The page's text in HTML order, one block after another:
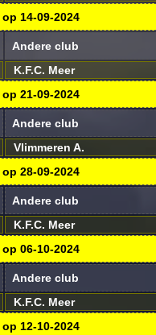
op 14-09-2024
Andere club
K.F.C. Meer
op 21-09-2024
Andere club
Vlimmeren A.
op 28-09-2024
Andere club
K.F.C. Meer
op 06-10-2024
Andere club
K.F.C. Meer
op 12-10-2024